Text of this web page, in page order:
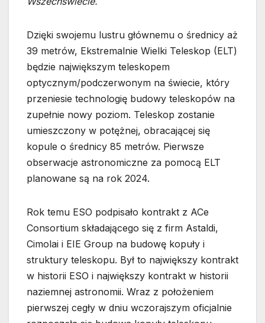
Dzięki swojemu lustru głównemu o średnicy aż
39 metrów, Ekstremalnie Wielki Teleskop (ELT)
będzie największym teleskopem
optycznym/podczerwonym na świecie, który
przeniesie technologię budowy teleskopów na
zupełnie nowy poziom. Teleskop zostanie
umieszczony w potężnej, obracającej się
kopule o średnicy 85 metrów. Pierwsze
obserwacje astronomiczne za pomocą ELT
planowane są na rok 2024.
Rok temu ESO podpisało kontrakt z ACe
Consortium składającego się z firm Astaldi,
Cimolai i EIE Group na budowę kopuły i
struktury teleskopu. Był to największy kontrakt
w historii ESO i największy kontrakt w historii
naziemnej astronomii. Wraz z położeniem
pierwszej cegły w dniu wczorajszym oficjalnie